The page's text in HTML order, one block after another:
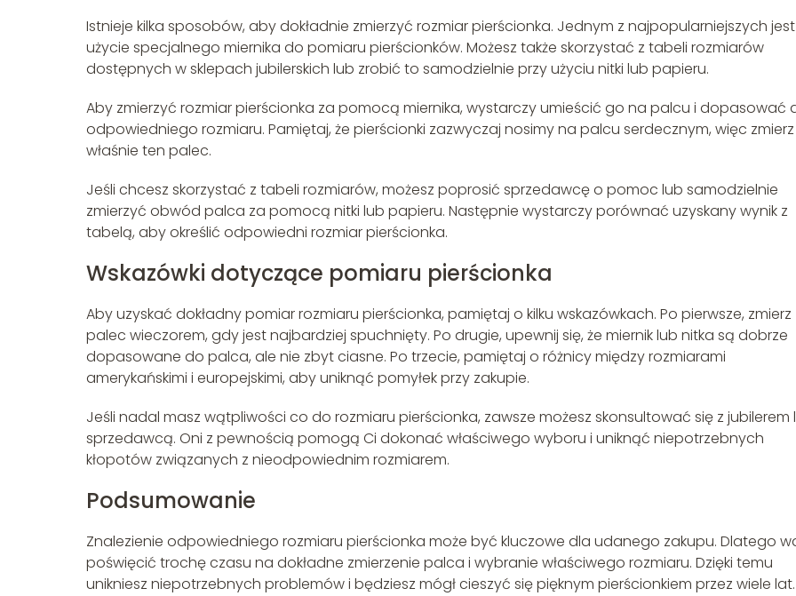
Istnieje kilka sposobów, aby dokładnie zmierzyć rozmiar pierścionka. Jednym z najpopularniejszych jest
użycie specjalnego miernika do pomiaru pierścionków. Możesz także skorzystać z tabeli rozmiarów
dostępnych w sklepach jubilerskich lub zrobić to samodzielnie przy użyciu nitki lub papieru.
Aby zmierzyć rozmiar pierścionka za pomocą miernika, wystarczy umieścić go na palcu i dopasować
odpowiedniego rozmiaru. Pamiętaj, że pierścionki zazwyczaj nosimy na palcu serdecznym, więc zmierz
właśnie ten palec.
Jeśli chcesz skorzystać z tabeli rozmiarów, możesz poprosić sprzedawcę o pomoc lub samodzielnie
zmierzyć obwód palca za pomocą nitki lub papieru. Następnie wystarczy porównać uzyskany wynik z
tabelą, aby określić odpowiedni rozmiar pierścionka.
Wskazówki dotyczące pomiaru pierścionka
Aby uzyskać dokładny pomiar rozmiaru pierścionka, pamiętaj o kilku wskazówkach. Po pierwsze, zmierz
palec wieczorem, gdy jest najbardziej spuchnięty. Po drugie, upewnij się, że miernik lub nitka są dobrze
dopasowane do palca, ale nie zbyt ciasne. Po trzecie, pamiętaj o różnicy między rozmiarami
amerykańskimi i europejskimi, aby uniknąć pomyłek przy zakupie.
Jeśli nadal masz wątpliwości co do rozmiaru pierścionka, zawsze możesz skonsultować się z jubilerem
sprzedawcą. Oni z pewnością pomogą Ci dokonać właściwego wyboru i uniknąć niepotrzebnych
kłopotów związanych z nieodpowiednim rozmiarem.
Podsumowanie
Znalezienie odpowiedniego rozmiaru pierścionka może być kluczowe dla udanego zakupu. Dlatego
poświęcić trochę czasu na dokładne zmierzenie palca i wybranie właściwego rozmiaru. Dzięki temu
unikniesz niepotrzebnych problemów i będziesz mógł cieszyć się pięknym pierścionkiem przez wiele lat.